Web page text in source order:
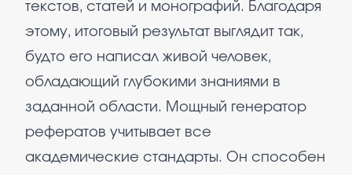
текстов, статей и монографий. Благодаря
этому, итоговый результат выглядит так,
будто его написал живой человек,
обладающий глубокими знаниями в
заданной области. Мощный генератор
рефератов учитывает все
академические стандарты. Он способен